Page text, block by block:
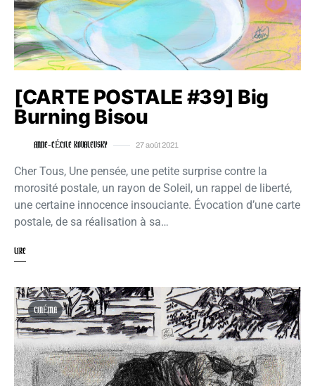
[CARTE POSTALE #39] Big
Burning Bisou
ANNE-CÉCILE KOVALEVSKY 27 août 2021
Cher Tous, Une pensée, une petite surprise contre la
morosité postale, un rayon de Soleil, un rappel de liberté,
une certaine innocence insouciante. Évocation d’une carte
postale, de sa réalisation à sa…
LIRE
CINÉMA